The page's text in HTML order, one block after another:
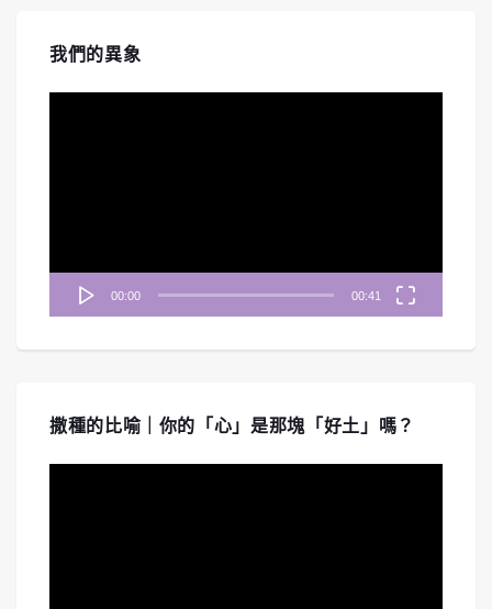
我們的異象
00:00 00:41
撒種的比喻｜你的「心」是那塊「好土」嗎？